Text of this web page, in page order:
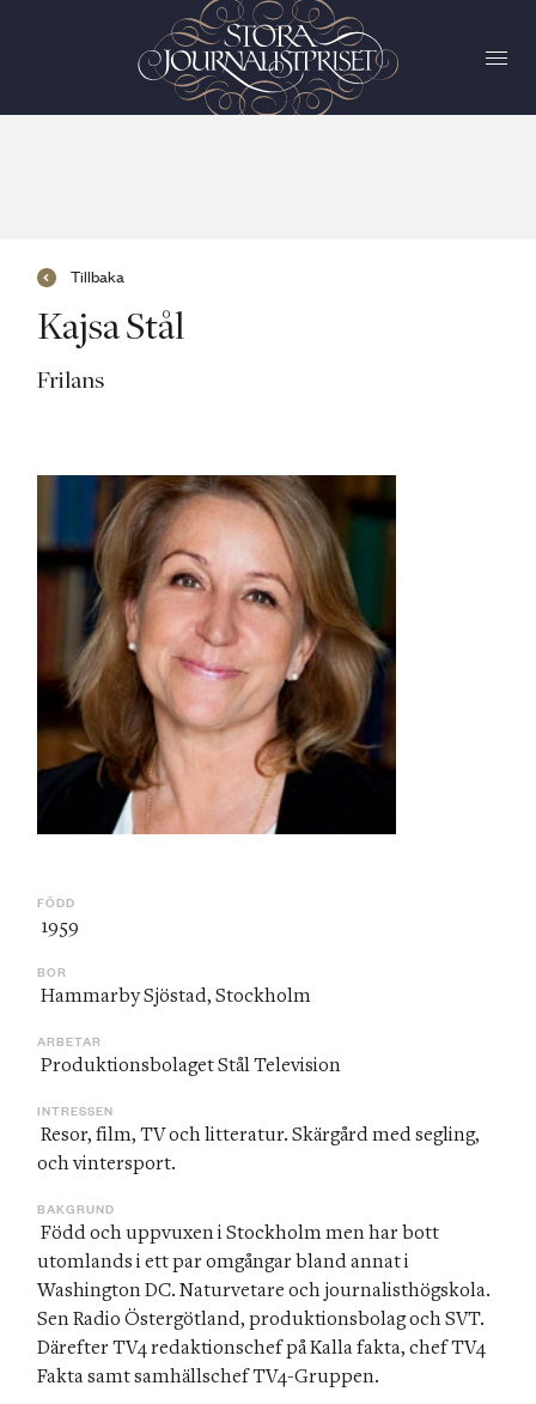
Kajsa Stål
Frilans
FÖDD
1959
BOR
Hammarby Sjöstad, Stockholm
ARBETAR
Produktionsbolaget Stål Television
INTRESSEN
Resor, film, TV och litteratur. Skärgård med segling,
och vintersport.
BAKGRUND
Född och uppvuxen i Stockholm men har bott
utomlands i ett par omgångar bland annat i
Washington DC. Naturvetare och journalisthögskola.
Sen Radio Östergötland, produktionsbolag och SVT.
Därefter TV4 redaktionschef på Kalla fakta, chef TV4
Fakta samt samhällschef TV4-Gruppen.
Tillbaka